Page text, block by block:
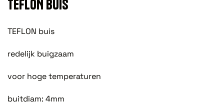
TEFLON BUIS
TEFLON buis
redelijk buigzaam
voor hoge temperaturen
buitdiam: 4mm